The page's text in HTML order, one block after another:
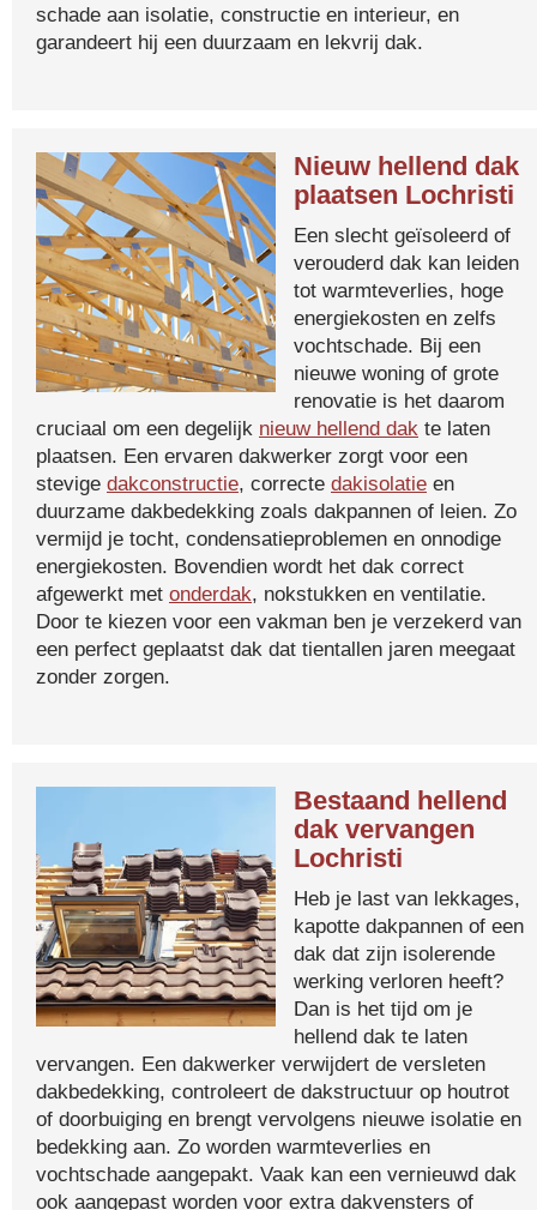
schade aan isolatie, constructie en interieur, en
garandeert hij een duurzaam en lekvrij dak.
Nieuw hellend dak
plaatsen Lochristi
Een slecht geïsoleerd of
verouderd dak kan leiden
tot warmteverlies, hoge
energiekosten en zelfs
vochtschade. Bij een
nieuwe woning of grote
renovatie is het daarom
cruciaal om een degelijk nieuw hellend dak te laten
plaatsen. Een ervaren dakwerker zorgt voor een
stevige dakconstructie, correcte dakisolatie en
duurzame dakbedekking zoals dakpannen of leien. Zo
vermijd je tocht, condensatieproblemen en onnodige
energiekosten. Bovendien wordt het dak correct
afgewerkt met onderdak, nokstukken en ventilatie.
Door te kiezen voor een vakman ben je verzekerd van
een perfect geplaatst dak dat tientallen jaren meegaat
zonder zorgen.
Bestaand hellend
dak vervangen
Lochristi
Heb je last van lekkages,
kapotte dakpannen of een
dak dat zijn isolerende
werking verloren heeft?
Dan is het tijd om je
hellend dak te laten
vervangen. Een dakwerker verwijdert de versleten
dakbedekking, controleert de dakstructuur op houtrot
of doorbuiging en brengt vervolgens nieuwe isolatie en
bedekking aan. Zo worden warmteverlies en
vochtschade aangepakt. Vaak kan een vernieuwd dak
ook aangepast worden voor extra dakvensters of